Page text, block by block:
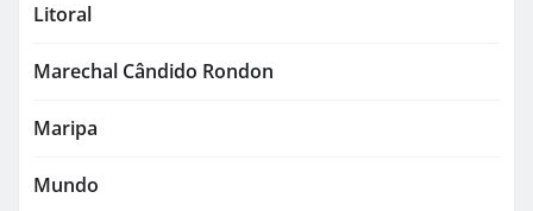
Litoral
Marechal Cândido Rondon
Maripa
Mundo